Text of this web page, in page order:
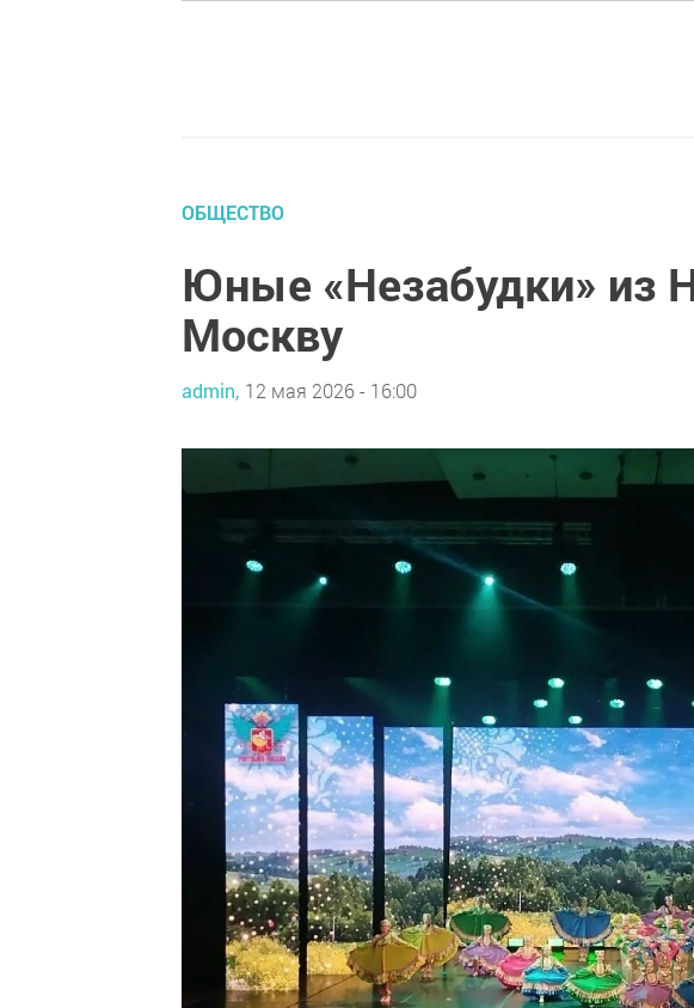
ОБЩЕСТВО
Юные «Незабудки» из
Москву
admin, 12 мая 2026 - 16:00